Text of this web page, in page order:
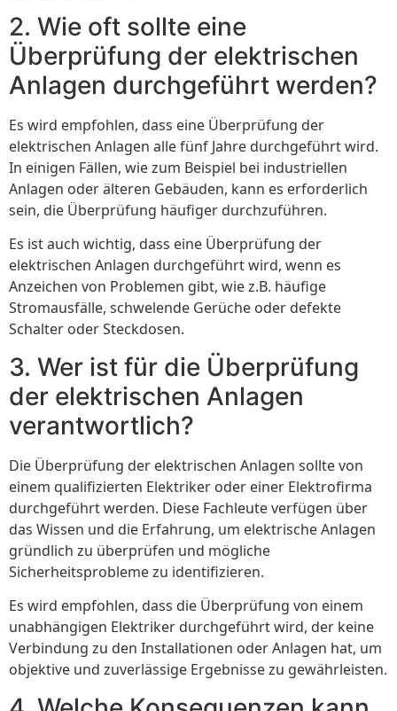
2. Wie oft sollte eine
Überprüfung der elektrischen
Anlagen durchgeführt werden?
Es wird empfohlen, dass eine Überprüfung der
elektrischen Anlagen alle fünf Jahre durchgeführt wird.
In einigen Fällen, wie zum Beispiel bei industriellen
Anlagen oder älteren Gebäuden, kann es erforderlich
sein, die Überprüfung häufiger durchzuführen.
Es ist auch wichtig, dass eine Überprüfung der
elektrischen Anlagen durchgeführt wird, wenn es
Anzeichen von Problemen gibt, wie z.B. häufige
Stromausfälle, schwelende Gerüche oder defekte
Schalter oder Steckdosen.
3. Wer ist für die Überprüfung
der elektrischen Anlagen
verantwortlich?
Die Überprüfung der elektrischen Anlagen sollte von
einem qualifizierten Elektriker oder einer Elektrofirma
durchgeführt werden. Diese Fachleute verfügen über
das Wissen und die Erfahrung, um elektrische Anlagen
gründlich zu überprüfen und mögliche
Sicherheitsprobleme zu identifizieren.
Es wird empfohlen, dass die Überprüfung von einem
unabhängigen Elektriker durchgeführt wird, der keine
Verbindung zu den Installationen oder Anlagen hat, um
objektive und zuverlässige Ergebnisse zu gewährleisten.